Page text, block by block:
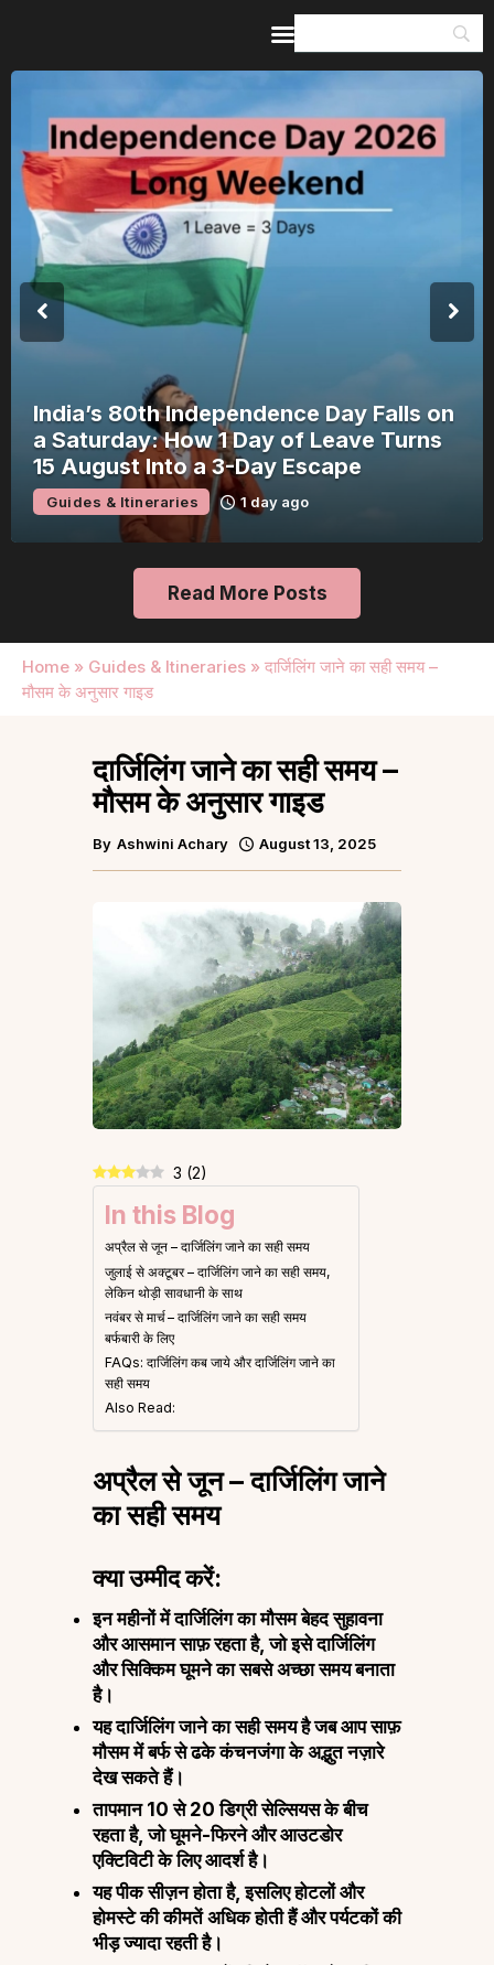
India’s 80th Independence Day Falls on
a Saturday: How 1 Day of Leave Turns
15 August Into a 3-Day Escape
Guides & Itineraries 1 day ago
Read More Posts
Home » Guides & Itineraries » दार्जिलिंग जाने का सही समय –
मौसम के अनुसार गाइड
Home
Guides & Itineraries
Inspiration
Events &
Experiences
Browse All
दार्जिलिंग जाने का सही समय –
मौसम के अनुसार गाइड
By Ashwini Achary August 13, 2025
3 (2)
In this Blog
अप्रैल से जून – दार्जिलिंग जाने का सही समय
जुलाई से अक्टूबर – दार्जिलिंग जाने का सही समय,
लेकिन थोड़ी सावधानी के साथ
नवंबर से मार्च – दार्जिलिंग जाने का सही समय
बर्फबारी के लिए
FAQs: दार्जिलिंग कब जाये और दार्जिलिंग जाने का
सही समय
Also Read:
अप्रैल से जून – दार्जिलिंग जाने
का सही समय
क्या उम्मीद करें:
इन महीनों में दार्जिलिंग का मौसम बेहद सुहावना
और आसमान साफ़ रहता है, जो इसे दार्जिलिंग
और सिक्किम घूमने का सबसे अच्छा समय बनाता
है।
यह दार्जिलिंग जाने का सही समय है जब आप साफ़
मौसम में बर्फ से ढके कंचनजंगा के अद्भुत नज़ारे
देख सकते हैं।
तापमान 10 से 20 डिग्री सेल्सियस के बीच
रहता है, जो घूमने-फिरने और आउटडोर
एक्टिविटी के लिए आदर्श है।
यह पीक सीज़न होता है, इसलिए होटलों और
होमस्टे की कीमतें अधिक होती हैं और पर्यटकों की
भीड़ ज्यादा रहती है।